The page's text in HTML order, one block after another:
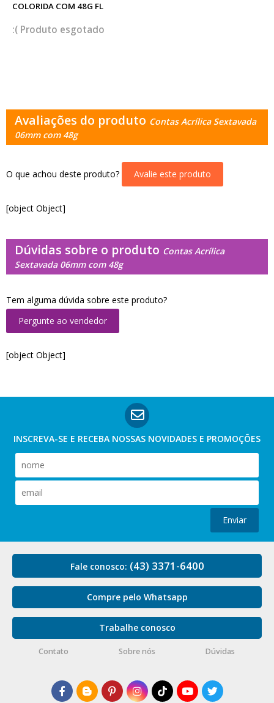
COLORIDA COM 48G FL
esgotado
Avaliações do produto Contas Acrílica Sextavada
06mm com 48g
O que achou deste produto? Avalie este produto
[object Object]
Dúvidas sobre o produto Contas Acrílica
Sextavada 06mm com 48g
Tem alguma dúvida sobre este produto?
Pergunte ao vendedor
[object Object]
INSCREVA-SE E RECEBA NOSSAS NOVIDADES E PROMOÇÕES
Enviar
Fale conosco: (43) 3371-6400
Compre pelo Whatsapp
Trabalhe conosco
Contato Sobre nós Dúvidas